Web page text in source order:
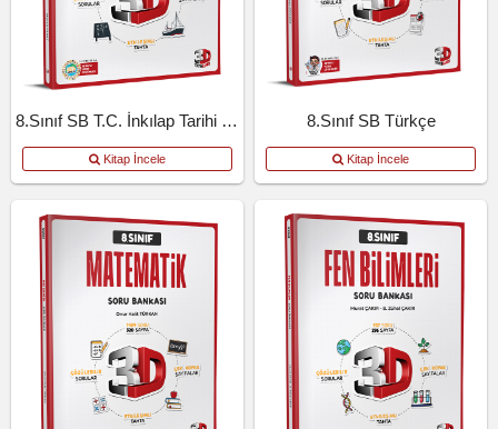
8.Sınıf SB T.C. İnkılap Tarihi Ve Atatürkçülük
Kitap İncele
8.Sınıf SB Türkçe
Kitap İncele